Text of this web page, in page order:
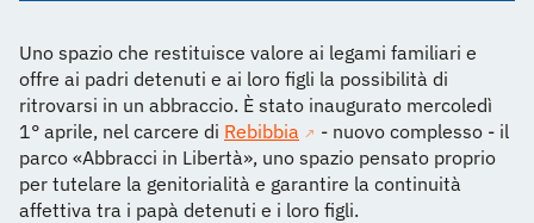
Uno spazio che restituisce valore ai legami familiari e
offre ai padri detenuti e ai loro figli la possibilità di
ritrovarsi in un abbraccio. È stato inaugurato mercoledì
1° aprile, nel carcere di Rebibbia
- nuovo complesso - il
parco «Abbracci in Libertà», uno spazio pensato proprio
per tutelare la genitorialità e garantire la continuità
affettiva tra i papà detenuti e i loro figli.